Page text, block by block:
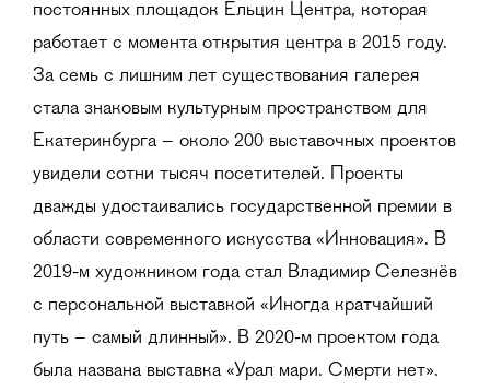
постоянных площадок Ельцин Центра, которая
работает с момента открытия центра в 2015 году.
За семь с лишним лет существования галерея
стала знаковым культурным пространством для
Екатеринбурга – около 200 выставочных проектов
увидели сотни тысяч посетителей. Проекты
дважды удостаивались государственной премии в
области современного искусства «Инновация». В
2019-м художником года стал Владимир Селезнёв
с персональной выставкой «Иногда кратчайший
путь – самый длинный». В 2020-м проектом года
была названа выставка «Урал мари. Смерти нет».